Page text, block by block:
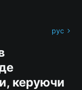
рус
керуючи